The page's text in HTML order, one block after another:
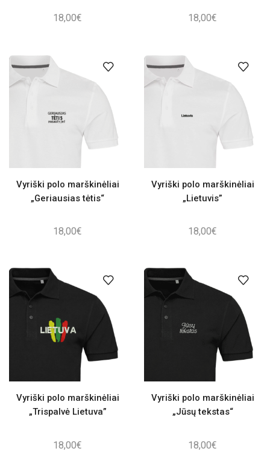
18,00€ 18,00€
Vyriški polo marškinėliai
„Geriausias tėtis“
18,00€
Vyriški polo marškinėliai
„Lietuvis”
18,00€
Vyriški polo marškinėliai
„Trispalvė Lietuva”
18,00€
Vyriški polo marškinėliai
„Jūsų tekstas“
18,00€